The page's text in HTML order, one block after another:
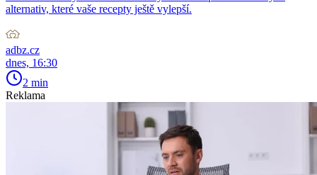
alternativ, které vaše recepty ještě vylepší.
adbz.cz
dnes, 16:30
2 min
Reklama